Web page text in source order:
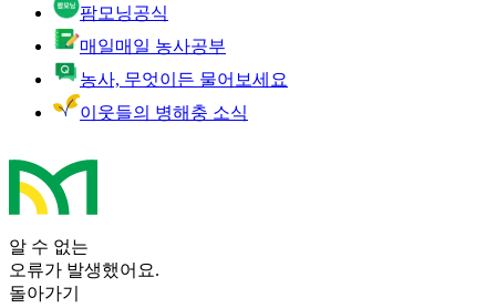
팜모닝공식
매일매일 농사공부
농사, 무엇이든 물어보세요
이웃들의 병해충 소식
알 수 없는
오류가 발생했어요.
돌아가기